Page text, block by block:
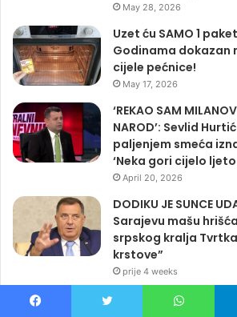
May 28, 2026
Uzet ću SAMO 1
Godinama dokazan
cijele pećnice!
May 17, 2026
‘REKAO SAM
NAROD’: Sevlid
paljenjem smeća
‘Neka gori cijelo
April 20, 2026
DODIKU JE SUNCE
Sarajevu mašu
srpskog kralja
krstove”
prije 4 weeks
VUKANOVIĆ